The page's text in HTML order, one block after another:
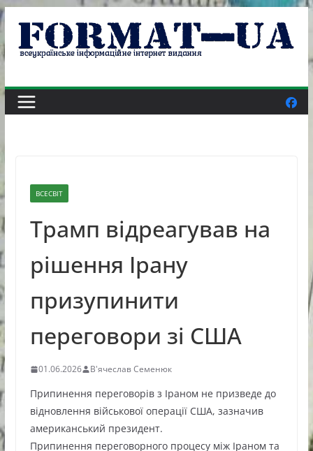
Skip
content
ВСЕСВІТ
Трамп відреагував на
рішення Ірану
призупинити
переговори зі США
01.06.2026 В'ячеслав Семенюк
Припинення переговорів з Іраном не призведе до
відновлення військової операції США, зазначив
американський президент.
Припинення переговорного процесу між Іраном та